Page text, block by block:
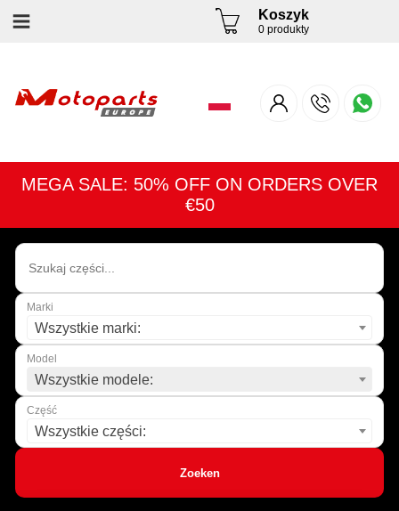
Koszyk
0 produkty
MEGA SALE: 50% OFF ON ORDERS OVER
€50
Marki
Wszystkie marki:
Model
Wszystkie modele:
Część
Wszystkie części:
Zoeken